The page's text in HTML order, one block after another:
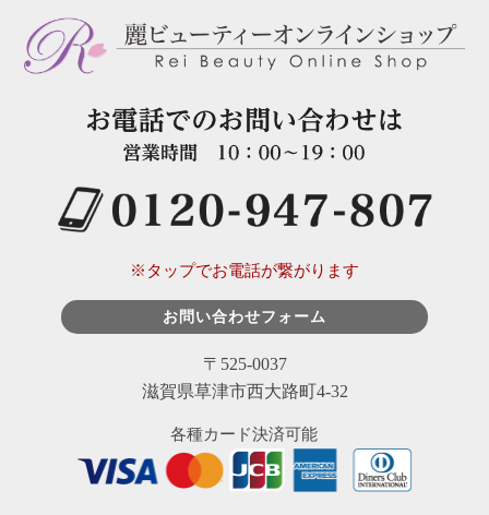
※タップでお電話が繋がります
お問い合わせフォーム
〒525-0037
滋賀県草津市西大路町4-32
各種カード決済可能